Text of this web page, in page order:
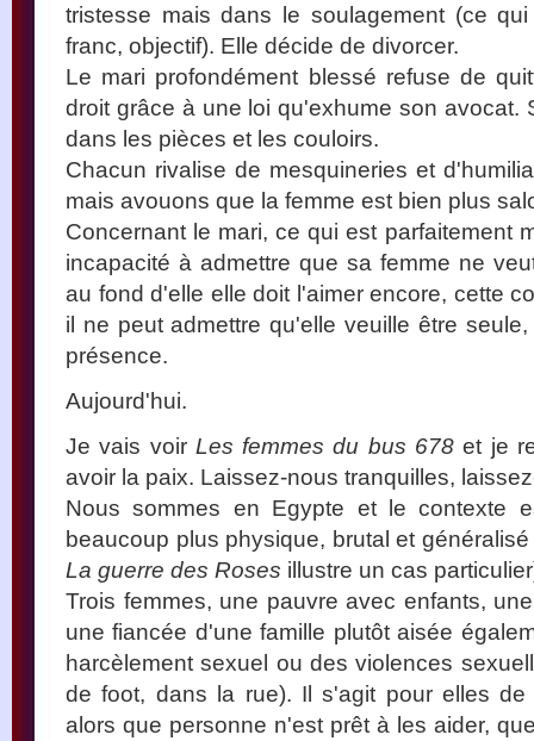
tristesse mais dans le soulagement (ce
franc, objectif). Elle décide de divorcer.
Le mari profondément blessé refuse de
droit grâce à une loi qu'exhume son avocat.
dans les pièces et les couloirs.
Chacun rivalise de mesquineries et
mais avouons que la femme est bien plus
Concernant le mari, ce qui est parfaitement
incapacité à admettre que sa femme ne
au fond d'elle elle doit l'aimer encore, cette
il ne peut admettre qu'elle veuille être
présence.
Aujourd'hui.
Je vais voir Les femmes du bus 678 et je
avoir la paix. Laissez-nous tranquilles,
Nous sommes en Egypte et le contexte
beaucoup plus physique, brutal et
La guerre des Roses illustre un cas
Trois femmes, une pauvre avec enfants,
une fiancée d'une famille plutôt aisée
harcèlement sexuel ou des violences
de foot, dans la rue). Il s'agit pour elles
alors que personne n'est prêt à les aider,